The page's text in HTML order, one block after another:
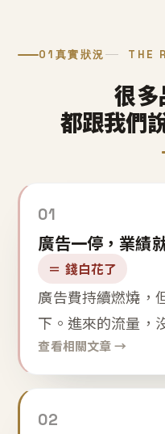
01 真實狀況 THE
很多
都跟我們
01
廣告一停，業績
＝ 錢白花了
廣告費持續燃燒，
下。進來的流量，
查看相關文章 →
02